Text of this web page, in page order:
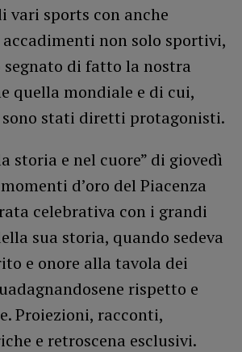
vari sports con anche
non solo sportivi,
segnato di fatto la nostra
quella mondiale e di cui,
stati diretti protagonisti.
storia e nel cuore” di giovedì
d’oro del Piacenza
celebrativa con i grandi
sua storia, quando sedeva
e onore alla tavola dei
rispetto e
Proiezioni, racconti,
e retroscena esclusivi.